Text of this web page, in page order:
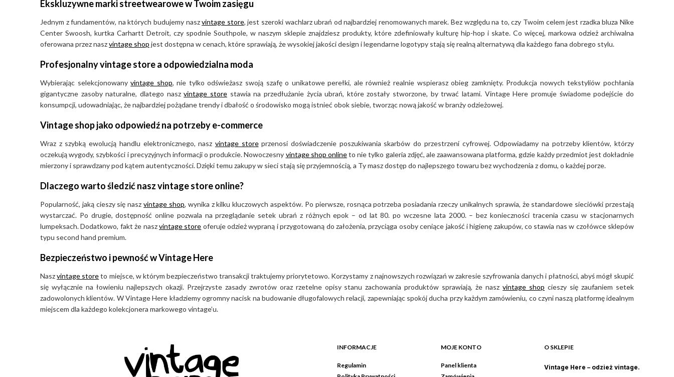
Ekskluzywne marki streetwearowe w Twoim zasięgu
Jednym z fundamentów, na których budujemy naszvintage store, jest szeroki wachlarz ubrań od najbardziej renomowanych marek. Bez względu na to, czy Twoim celem jest rzadka bluza Nike
Center Swoosh, kurtka Carhartt Detroit, czy spodnie Southpole, w naszym sklepie znajdziesz produkty, które zdefiniowały kulturę hip-hop i skate. Co więcej, markowa odzież archiwalna
oferowana przez naszvintage shop jest dostępna w cenach, które sprawiają, że wysokiej jakości design i legendarne logotypy stają się realną alternatywą dla każdego fana dobrego stylu.
Profesjonalny vintage store a odpowiedzialna moda
Wybierając selekcjonowanyvintage shop, nie tylko odświeżasz swoją szafę o unikatowe perełki, ale również realnie wspierasz obieg zamknięty. Produkcja nowych tekstyliów pochłania
gigantyczne zasoby naturalne, dlatego naszvintage storestawia na przedłużanie życia ubrań, które zostały stworzone, by trwać latami. Vintage Here promuje świadome podejście do
konsumpcji, udowadniając, że najbardziej pożądane trendy i dbałość o środowisko mogą istnieć obok siebie, tworząc nową jakość w branży odzieżowej.
Vintage shop jako odpowiedź na potrzeby e-commerce
Wraz z szybką ewolucją handlu elektronicznego, nasz vintage storeprzenosi doświadczenie poszukiwania skarbów do przestrzeni cyfrowej. Odpowiadamy na potrzeby klientów, którzy
oczekują wygody, szybkości i precyzyjnych informacji o produkcie. Nowoczesny vintage shop onlineto nie tylko galeria zdjęć, ale zaawansowana platforma, gdzie każdy przedmiot jest dokładnie
mierzony i sprawdzany pod kątem autentyczności. Dzięki temu zakupy w sieci stają się przyjemnością, a Ty masz dostęp do najlepszego towaru bez wychodzenia z domu, o każdej porze.
Dlaczego warto śledzić nasz vintage store online?
Popularność, jaką cieszy się naszvintage shop, wynika z kilku kluczowych aspektów. Po pierwsze, rosnąca potrzeba posiadania rzeczy unikalnych sprawia, że standardowe sieciówki przestają
wystarczać. Po drugie, dostępność online pozwala na przeglądanie setek ubrań z różnych epok – od lat 80. po wczesne lata 2000. – bez konieczności tracenia czasu w stacjonarnych
lumpeksach. Dodatkowo, fakt że naszvintage store oferuje odzież wypraną i przygotowaną do założenia, przyciąga osoby ceniące jakość i higienę zakupów, co stawia nas w czołówce sklepów
typu second hand premium.
Bezpieczeństwo i pewność w Vintage Here
Naszvintage storeto miejsce, w którym bezpieczeństwo transakcji traktujemy priorytetowo. Korzystamy z najnowszych rozwiązań w zakresie szyfrowania danych i płatności, abyś mógł skupić
się wyłącznie na łowieniu najlepszych okazji. Przejrzyste zasady zwrotów oraz rzetelne opisy stanu zachowania produktów sprawiają, że naszvintage shop cieszy się zaufaniem setek
zadowolonych klientów. W Vintage Here kładziemy ogromny nacisk na budowanie długofalowych relacji, zapewniając spokój ducha przy każdym zamówieniu, co czyni naszą platformę idealnym
miejscem dla każdego kolekcjonera markowego vintage’u.
INFORMACJE
Regulamin
MOJE KONTO
Panel klienta
O SKLEPIE
Vintage Here – odzież vintage.